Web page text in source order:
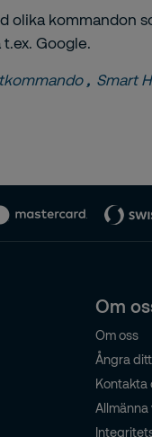
olika kommandon
Google.
, Smart
Om
Om oss
Ångra
Kontakta
Allmänna